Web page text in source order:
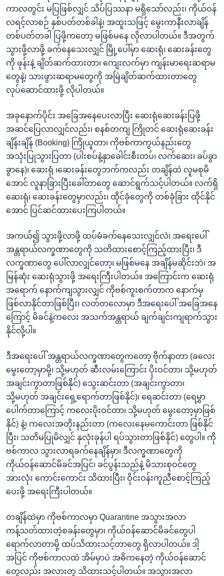
ကာလတွင်း မပြဖြစ်လျှင် သိပ်ပြဿနာ မရှိသော်လည်း၊ ကိုယ်ဝန်
လရင့်လာစဉ် နှစ်ပတ်တစ်ခါနဲ့၊ အထူးသဖြင့် မွေးကာနီးလာချိန်
တစ်ပတ်တခါ ပြဖို့ကတော့ မဖြစ်မနေ လိုလာပါတယ်။ ဒီအတွက်
သွားဖို့လာဖို့ ခက်နေသေးလျှင် မြို့ပေါ်မှာ ဆေးရုံ၊ ဆေးခန်းတွေ
ကို ဖုန်းနဲ့ ချိတ်ဆက်ထားတာ၊ ကျေးလက်မှာ ကျန်းမာရေးဆရာမ
တွေနဲ့၊ သားဖွားဆရာမတွေကို အမြဲချိတ်ဆက်ထားတာတွေ
လုပ်ဆောင်ထားဖို့ လိုပါတယ်။
အခုနောက်ပိုင်း အခြေအနေပေးလာပြီး ဆေးရုံဆေးခန်းပြဖို့
အဆင်ပြေလာလျှင်လည်း၊ စနစ်တကျ ကြိုတင် ဆေးရုံဆေးခန်း
ချိန်းချိန် (Booking) ကြိုယူတာ၊ ကိုဗစ်ကာကွယ်နည်းတွေ
အသုံးပြုသွားပြတာ (ပါးစပ်နဲ့နှာခေါင်းစီးတပ်၊ လက်ဆေး၊ ခပ်ခွာ
ခွာနေ)၊ ဆေးရုံ ၊ဆေးခန်းတွေဘက်ကလည်း တချိန်ထဲ လူမစုမိ
အောင် လူနာခြားပြီးခေါ်တာတွေ ဆောင်ရွက်သင့်ပါတယ်။ လက်ရှိ
ဆေးရုံ၊ ဆေးခန်းတွေမှာလည်း၊ ထိုင်ခုံတွေကို တစ်ခုံခြား ထိုင်နိုင်
အောင် ပြင်ဆင်ထားပေးကြပါတယ်။
အကယ်၍ သွားဖို့လာဖို့ ထပ်မံခက်နေသေးလျှင်လဲ၊ အရေးပေါ်
အန္တရာယ်လက္ခဏာတွေကို သတိထားစောင့်ကြည့်ထားပြီး၊ ဒီ
လက္ခဏာတွေ ပေါ်လာလျှင်တော့၊ မဖြစ်မနေ အချိန်မဆိုင်းဘဲ၊ အ
မြန်ဆုံး ဆေးရုံသွားဖို့ အရေးကြီးပါတယ်။ အကြောင်းက ဆေးရုံ
အရောက် နောက်ကျသွားလျှင် ကိုဗစ်ကူးစက်တာက နောက်မှ
ဖြစ်လာနိုင်တာဖြစ်ပြီး၊ လတ်တလောမှာ ဒီအရေးပေါ် အခြေအနေ
ကြောင့် မိခင်နဲ့ကလေး အသက်အန္တရာယ် ချက်ချင်းကျရာက်သွား
နိုင်လို့ပါ။
ဒီအရေးပေါ် အန္တရာယ်လက္ခဏာတွေကတော့ ဗိုက်နာတာ (ခလေး
မွေးတော့မှာမို့၊ သို့မဟုတ် ဆီးလမ်းကြောင်း ပိုးဝင်တာ၊ သို့မဟုတ်
အချင်းကွာတာဖြစ်နိုင်) သွေးဆင်းတာ (အချင်းကွာတာ၊
သို့မဟုတ် အချင်းရှေ့ရောက်တာဖြစ်နိုင်)၊ ရေဆင်းတာ (ရေမွှာ
ပေါက်တာကြောင့် ကလေးပိုးဝင်တာ၊ သို့မဟုတ် မွေးတော့မှာဖြစ်
နိုင်) နဲ့၊ ကလေးအတိုးနည်းတာ (ကလေးနေမကောင်းတာ ဖြစ်နိုင်
ပြီး၊ သတိမပြုမိလျှင် နှလုံးခုန်ပါ ရပ်သွားတာဖြစ်နိုင်) တွေပါ။ ကို
ဗစ်ကာလ သွားလာရခက်နေချိန်မှာ၊ ဒီလက္ခဏာတွေကို
ကိုယ်ဝန်ဆောင်မိခင်အပြင်၊ ခင်ပွန်းသည်နဲ့ မိသားစုဝင်တွေ
အားလုံး ကောင်းကောင်း သိထားပြီး၊ ဝိုင်းဝန်းကူညီစောင့်ကြည့်
ပေးဖို့ အရေးကြီးပါတယ်။
တချိန်ထဲမှာ ကိုဗစ်ကာလမှာ Quarantine အသွားအလာ
ကန့်သတ်ထားတဲ့စခန်းတွေမှာ၊ ကိုယ်ဝန်ဆောင်မိခင်တွေပါ
ရောက်လာတာမို့ ထပ်သိထားသင့်တာတွေ ရှိလာပါတယ်။ ဒါ့
အပြင် ကိုဗစ်ကာလထဲ အိမ်မှာပဲ အဓိကနေတဲ့ ကိုယ်ဝန်ဆောင်
တွေလည်း အလားတူ သိထားသင့်ပါတယ်။ အသွားအလာ